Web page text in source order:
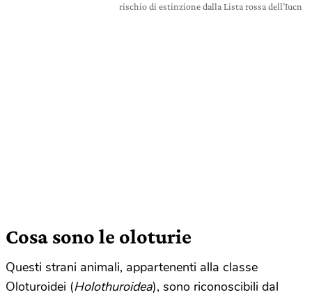
rischio di estinzione dalla Lista rossa dell’Iucn
Cosa sono le oloturie
Questi strani animali, appartenenti alla classe
Oloturoidei (Holothuroidea), sono riconoscibili dal